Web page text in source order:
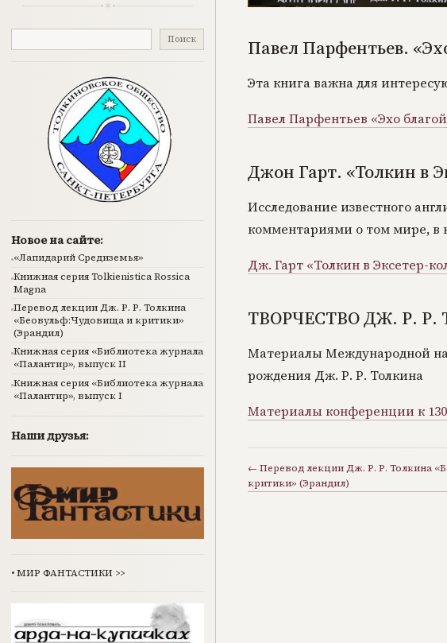
Поиск
Новое на сайте:
«Лапидарий Средиземья»
Книжная серия Tolkienistica Rossica
Magna
Перевод лекции Дж. Р. Р. Толкина
«Беовульф:Чудовища и критики»
(Эрандил)
Книжная серия «Библиотека журнала
«Палантир», выпуск II
Книжная серия «Библиотека журнала
«Палантир», выпуск I
Наши друзья:
•МИР ФАНТАСТИКИ >>
Павел Парфентьев.
Эта книга важна для
Павел Парфентьев «Эхо
Джон Гарт. «Толкин в
Исследование известного
комментариями о том мире, в
Дж. Гарт «Толкин в Эксетер-
ТВОРЧЕСТВО ДЖ. Р.
Материалы Международной
рождения Дж. Р. Р. Толкина
Материалы конференции к
← Перевод лекции Дж. Р. Р. Толкина
критики» (Эрандил)